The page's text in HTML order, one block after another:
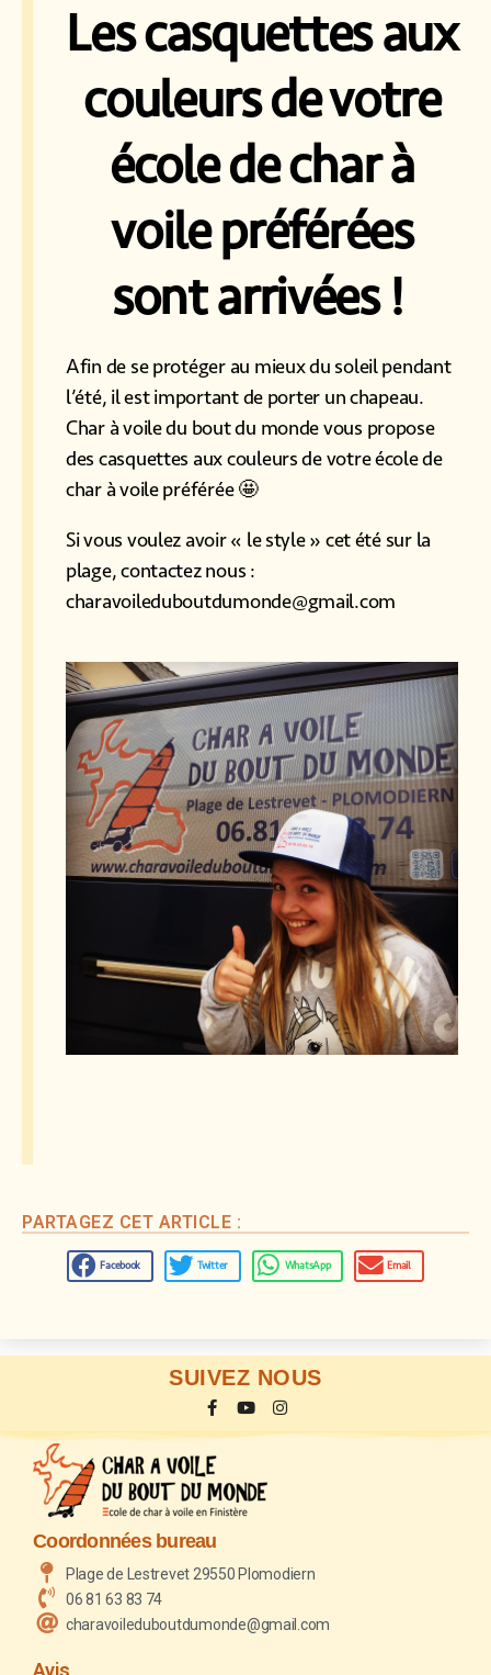
Les casquettes aux
couleurs de votre
école de char à
voile préférées
sont arrivées !
Afin de se protéger au mieux du soleil pendant
l’été, il est important de porter un chapeau.
Char à voile du bout du monde vous propose
des casquettes aux couleurs de votre école de
char à voile préférée 🤩
Si vous voulez avoir « le style » cet été sur la
plage, contactez nous :
charavoileduboutdumonde@gmail.com
PARTAGEZ CET ARTICLE :
Facebook Twitter WhatsApp Email
SUIVEZ NOUS
Coordonnées bureau
Plage de Lestrevet 29550 Plomodiern
06 81 63 83 74
charavoileduboutdumonde@gmail.com
Avis